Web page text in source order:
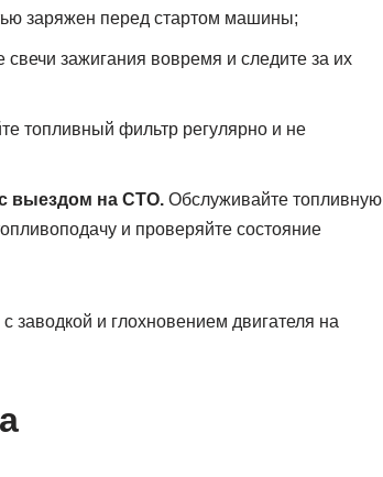
заряжен перед стартом машины;
свечи зажигания вовремя и следите за их
топливный фильтр регулярно и не
выездом на СТО. Обслуживайте топливную
и проверяйте состояние
и глохновением двигателя на